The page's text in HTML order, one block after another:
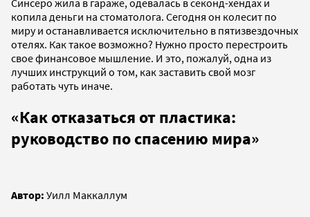
копила деньги на стоматолога. Сегодня он колесит по
миру и останавливается исключительно в пятизвездочных
отелях. Как такое возможно? Нужно просто перестроить
свое финансовое мышление. И это, пожалуй, одна из
лучших инструкций о том, как заставить свой мозг
работать чуть иначе.
«Как отказаться от пластика:
руководство по спасению мира»
Автор: Уилл Маккаллум